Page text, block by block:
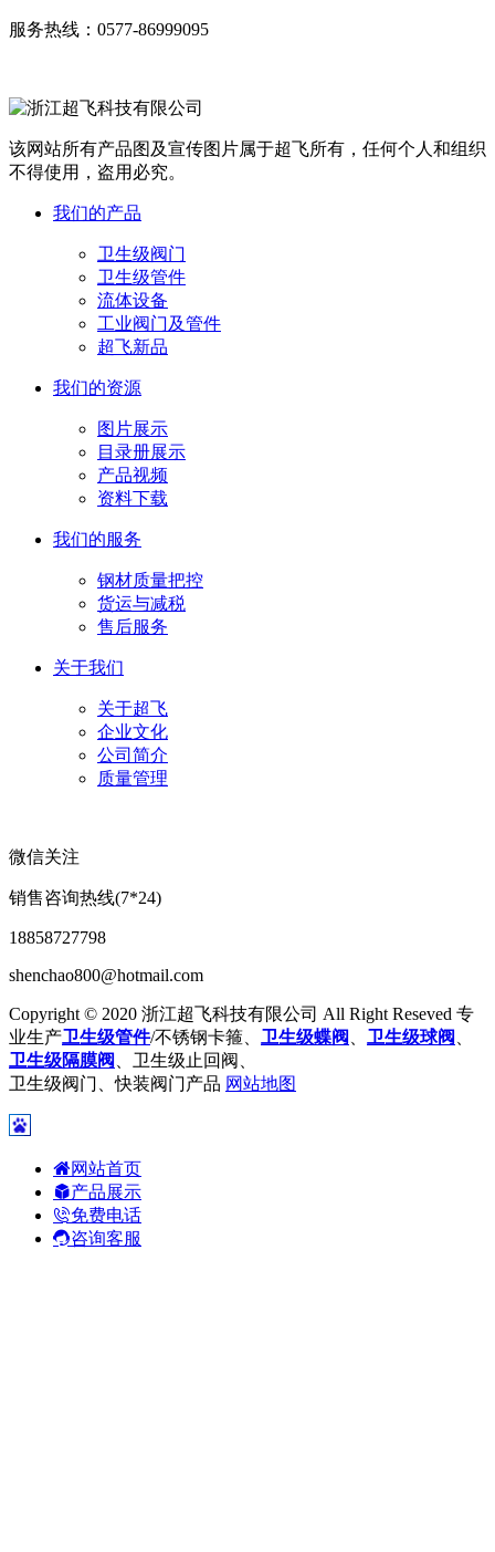
服务热线： 0577-86999095
该网站所有产品图及宣传图片属于超飞所有，任何个人和组织
不得使用，盗用必究。
我们的产品
卫生级阀门
卫生级管件
流体设备
工业阀门及管件
超飞新品
我们的资源
图片展示
目录册展示
产品视频
资料下载
我们的服务
钢材质量把控
货运与减税
售后服务
关于我们
关于超飞
企业文化
公司简介
质量管理
微信关注
销售咨询热线(7*24)
18858727798
shenchao800@hotmail.com
Copyright © 2020 浙江超飞科技有限公司 All Right Reseved 专
业生产卫生级管件/不锈钢卡箍、 卫生级蝶阀 、 卫生级球阀 、
卫生级隔膜阀 、卫生级止回阀、
卫生级阀门、快装阀门产品 网站地图
网站首页
产品展示
免费电话
咨询客服